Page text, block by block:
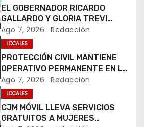
EL GOBERNADOR RICARDO
GALLARDO Y GLORIA TREVI
LLEVAN ESPERANZA A LA PILA
Ago 7, 2026 Redacción
LOCALES
PROTECCIÓN CIVIL MANTIENE
OPERATIVO PERMANENTE EN LA
FENAPO 2026
Ago 7, 2026 Redacción
LOCALES
CJM MÓVIL LLEVA SERVICIOS
GRATUITOS A MUJERES